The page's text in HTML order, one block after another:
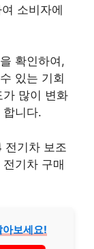
소비자에
확인하여,
있는 기회
많이 변화
니다.
기차 보조
기차 구매
아보세요!